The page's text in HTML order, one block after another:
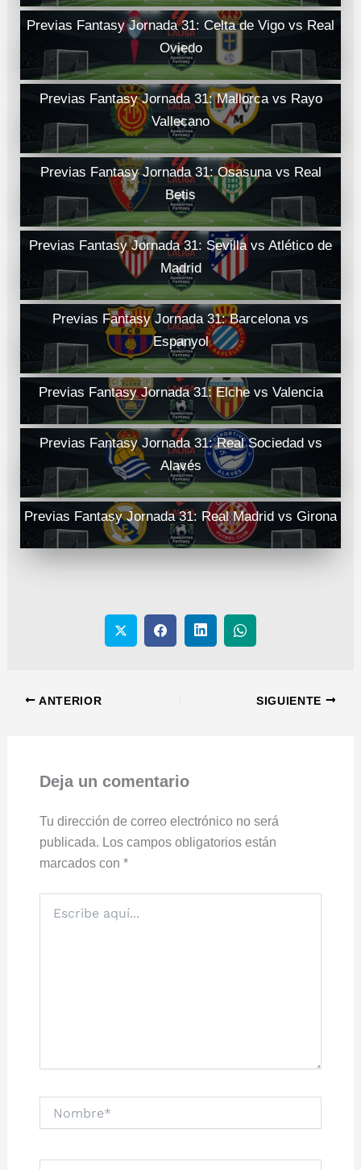
Previas Fantasy Jornada 31: Celta de Vigo vs Real
Oviedo
Previas Fantasy Jornada 31: Mallorca vs Rayo
Vallecano
Previas Fantasy Jornada 31: Osasuna vs Real
Betis
Previas Fantasy Jornada 31: Sevilla vs Atlético de
Madrid
Previas Fantasy Jornada 31: Barcelona vs
Espanyol
Previas Fantasy Jornada 31: Elche vs Valencia
Previas Fantasy Jornada 31: Real Sociedad vs
Alavés
Previas Fantasy Jornada 31: Real Madrid vs Girona
ANTERIOR SIGUIENTE
Deja un comentario
Tu dirección de correo electrónico no será
publicada. Los campos obligatorios están
marcados con *
aquí...